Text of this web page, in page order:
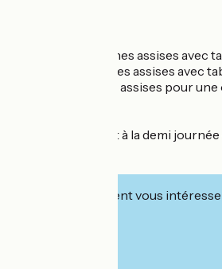
classe 40 personnes assises avec
sport 20 personnes assises avec
bar 50 personnes assises pour
Des tarifs existent à la demi
Cet établissement vous